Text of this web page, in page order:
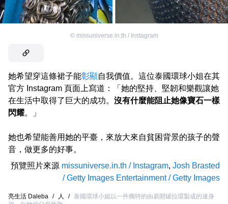
© missuniverse.in.th / Instagram
她希望穿這條裙子能彰顯自我價值。這位泰國環球小姐在其
官方 Instagram 頁面上寫道：「她的堅持、堅韌和樂觀讓她
在生活中取得了巨大的成功。 沒有什麼能阻止她像寶石一樣
閃耀。」
她也希望能善用她的平臺，來放大來自貧困背景的孩子的聲
音，做更多的好事。
預覽照片來源 missuniverse.in.th / Instagram, Josh Brasted
/ Getty Images Entertainment / Getty Images
亮生活 Daleba / 人 / 泰國環球小姐以一件獨特的由易開罐拉環製成的連身